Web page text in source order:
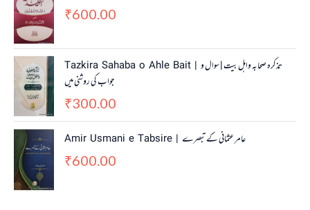
₹600.00
Tazkira Sahaba o Ahle Bait | تذکرہ صحابہ واہل بیت | سوال و
جواب کی روشنی میں
₹300.00
Amir Usmani e Tabsire | عامر عثمانی کے تبصرے
₹600.00